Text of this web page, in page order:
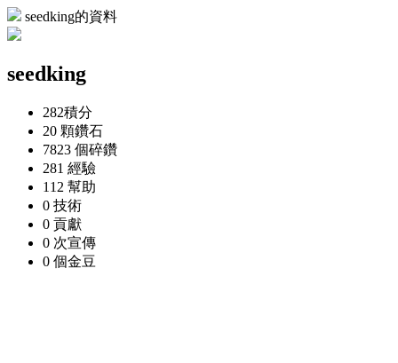
seedking的資料
seedking
282積分
20 顆鑽石
7823 個碎鑽
281 經驗
112 幫助
0 技術
0 貢獻
0 次宣傳
0 個金豆